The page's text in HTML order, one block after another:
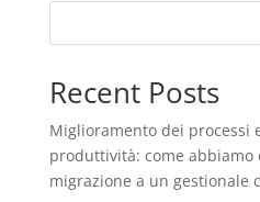
Recent Posts
Miglioramento dei processi
produttività: come abbiamo
migrazione a un gestionale